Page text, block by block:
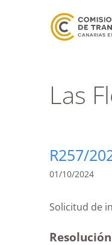
Las
R257/
01/10/2024
Solicitud de